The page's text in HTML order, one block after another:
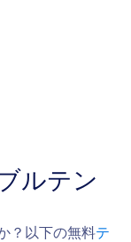
ルテン
？以下の無料テ